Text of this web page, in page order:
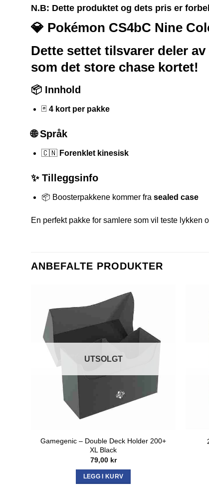
N.B: Dette produktet og dets pris er
💎 Pokémon CS4bC Nine
Dette settet tilsvarer deler
som det store chase kortet!
📦 Innhold
🃏 4 kort per pakke
🌐 Språk
🇨🇳 Forenklet kinesisk
✨ Tilleggsinfo
📦 Boosterpakkene kommer fra sealed case
En perfekt pakke for samlere som vil teste lykken
ANBEFALTE PRODUKTER
UTSOLGT
Gamegenic – Double Deck Holder 200+
XL Black
79,00 kr
LEGG I KURV